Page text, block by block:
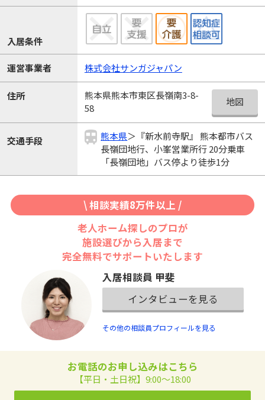
入居条件
運営事業者 株式会社サンガジャパン
住所
熊本県熊本市東区長嶺南3-8-
58
地図
交通手段 熊本県＞『新水前寺駅』 熊本都市バス
長嶺団地行、小峯営業所行 20分乗車
「長嶺団地」バス停より徒歩1分
\ 相談実績8万件以上 /
老人ホーム探しのプロが
施設選びから入居まで
完全無料でサポートいたします
入居相談員 甲斐
インタビューを見る
その他の相談員プロフィールを見る
お電話のお申し込みはこちら
【平日・土日祝】9:00～18:00